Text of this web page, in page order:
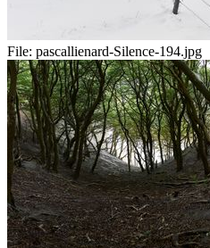
File: pascallienard-Silence-194.jpg